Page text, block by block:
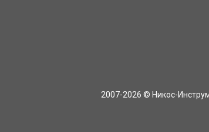
2007-2026 © Никос-